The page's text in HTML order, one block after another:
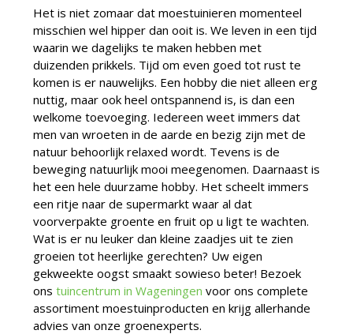
Het is niet zomaar dat moestuinieren momenteel
misschien wel hipper dan ooit is. We leven in een tijd
waarin we dagelijks te maken hebben met
duizenden prikkels. Tijd om even goed tot rust te
komen is er nauwelijks. Een hobby die niet alleen erg
nuttig, maar ook heel ontspannend is, is dan een
welkome toevoeging. Iedereen weet immers dat
men van wroeten in de aarde en bezig zijn met de
natuur behoorlijk relaxed wordt. Tevens is de
beweging natuurlijk mooi meegenomen. Daarnaast is
het een hele duurzame hobby. Het scheelt immers
een ritje naar de supermarkt waar al dat
voorverpakte groente en fruit op u ligt te wachten.
Wat is er nu leuker dan kleine zaadjes uit te zien
groeien tot heerlijke gerechten? Uw eigen
gekweekte oogst smaakt sowieso beter! Bezoek
ons tuincentrum in Wageningen voor ons complete
assortiment moestuinproducten en krijg allerhande
advies van onze groenexperts.